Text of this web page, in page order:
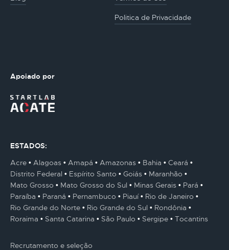
Politica de Privacidade
Apoiado por
ESTADOS:
Acre
Alagoas Amapá Amazonas Bahia
Ceará
Distrito Federal
Espírito Santo Goiás
Maranhão
Mato Grosso
Mato Grosso do Sul Minas Gerais
Pará
Paraíba
Paraná Pernambuco Piauí
Rio de Janeiro
Rio Grande do Norte
Rio Grande do Sul
Rondônia
Roraima
Santa Catarina São Paulo Sergipe Tocantins
Recrutamento e seleção